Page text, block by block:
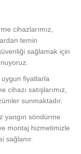
cihazlarımız,
temin
sağlamak için
fiyatlarla
cihazı satışlarımız,
sunmaktadır.
yangın söndürme
montaj hizmetimizle
sağlanır.